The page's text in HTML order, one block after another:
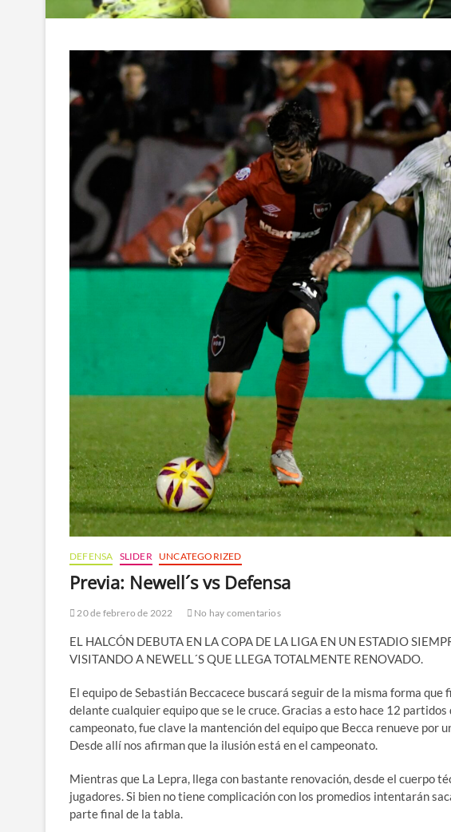
DEFENSA SLIDER UNCATEGORIZED
Previa: Newell´s vs Defensa
20 de febrero de 2022 No hay comentarios
EL HALCÓN DEBUTA EN LA COPA DE LA LIGA EN UN ESTADIO
VISITANDO A NEWELL´S QUE LLEGA TOTALMENTE RENOVADO.
El equipo de Sebastián Beccacece buscará seguir de la misma forma
delante cualquier equipo que se le cruce. Gracias a esto hace 12
campeonato, fue clave la mantención del equipo que Becca renueve por
Desde allí nos afirman que la ilusión está en el campeonato.
Mientras que La Lepra, llega con bastante renovación, desde el cuerpo
jugadores. Si bien no tiene complicación con los promedios intentarán
parte final de la tabla.